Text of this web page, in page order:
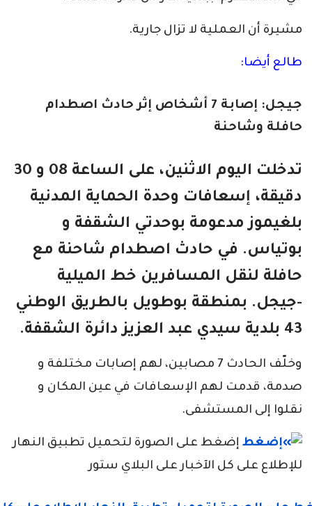
مشيرة أن العملية لا تزال جارية.
طالع أيضا:
جيجل: إصابة 7 أشخاص إثر حادث اصطدام
حافلة وشاحنة
تدخلت اليوم الاثنين، على الساعة 08 و 30
دقيقة، إسعافات وحدة الحماية المدنية
بلغيموز مدعومة بوحدتي الشقفة و
بوتياس. في حادث اصطدام شاحنة مع
حافلة لنقل المسافرين خط الميلية
-جيجل. بمنطقة بوطويل بالطريق الوطني
43 بلدية سيدي عبد العزيز دائرة الشقفة.
وخلّف الحادث 7 مصابين، لهم إصابات مختلفة و
صدمة، قدمت لهم الإسعافات في عين المكان و
نقلوا إلى المستشفى.
إضغط على الصورة لتحميل تطبيق النهار
للإطلاع على كل الآخبار على البلاي ستور